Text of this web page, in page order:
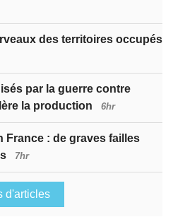
des territoires occupés
par la guerre contre
la production
6hr
France : de graves failles
7hr
d'articles